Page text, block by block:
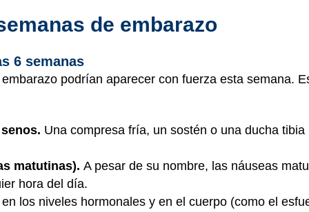
de embarazo
6 semanas
podrían aparecer con fuerza esta semana.
Una compresa fría, un sostén o una ducha tibia
matutinas). A pesar de su nombre, las náuseas
hora del día.
los niveles hormonales y en el cuerpo (como el